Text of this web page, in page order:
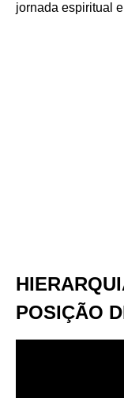
jornada espiritual
POSIÇÃO